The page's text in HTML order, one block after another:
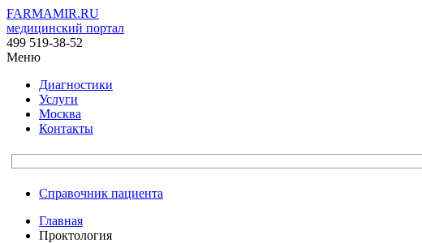
FARMAMIR.RU
медицинский портал
499 519-38-52
Меню
Диагностики
Услуги
Москва
Контакты
Справочник пациента
Главная
Проктология